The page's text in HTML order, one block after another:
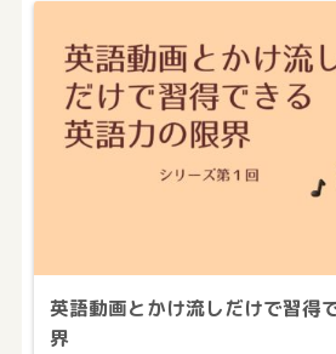
英語動画とかけ流しだけで習得
界